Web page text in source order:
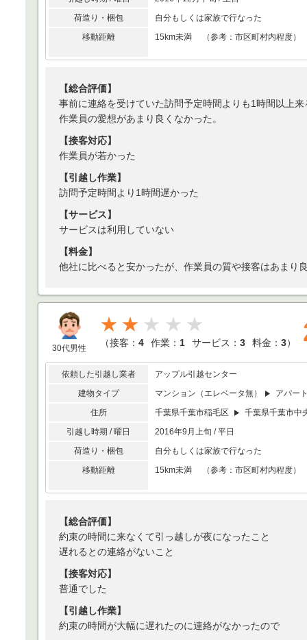
荷造り・梱包
自分もしくは家族で行なった
移動距離
15km未満 （参考：市区町村内程度）
【総合評価】
事前に連絡を受けていた訪問予定時間よりも1時間以上
作業員の愛想があまり良くなかった。
【接客対応】
作業員が若かった
【引越し作業】
訪問予定時間より1時間遅かった
【サービス】
サービスは利用していない
【料金】
他社に比べると安かったが、作業員の質や接客はあまり
30代男性
★★
（接客： 4 作業： 1 サービス： 3 料金： 3）
依頼した引越し業者
アップル引越センター
建物タイプ
マンション（エレベータ無）
アパー
住所
千葉県千葉市稲毛区
千葉県千葉市中
引越し時期 / 曜日
2016年9月上旬 / 平日
荷造り・梱包
自分もしくは家族で行なった
移動距離
15km未満 （参考：市区町村内程度）
【総合評価】
約束の時間に来なくて引っ越しが夜になったこと
遅れるとの連絡がないこと
【接客対応】
普通でした
【引越し作業】
約束の時間が大幅に遅れたのに連絡がなかったので